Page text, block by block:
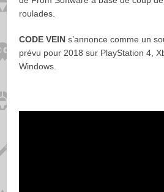
roulades.
CODE VEIN s’annonce comme un
prévu pour 2018 sur PlayStation 4,
Windows.